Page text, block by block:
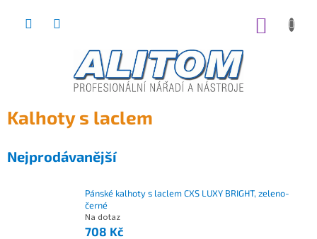
Kalhoty s laclem
Nejprodávanější
Pánské kalhoty s laclem CXS LUXY BRIGHT, zeleno-
černé
Na dotaz
708 Kč